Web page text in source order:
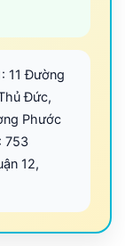
11 Đường
Đức,
Phước
753
12,